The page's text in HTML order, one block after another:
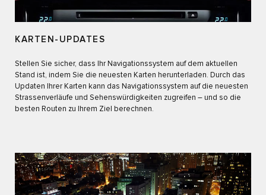
KARTEN-UPDATES
Stellen Sie sicher, dass Ihr Navigationssystem auf dem aktuellen
Stand ist, indem Sie die neuesten Karten herunterladen. Durch das
Updaten Ihrer Karten kann das Navigationssystem auf die neuesten
Strassenverläufe und Sehenswürdigkeiten zugreifen – und so die
besten Routen zu Ihrem Ziel berechnen.